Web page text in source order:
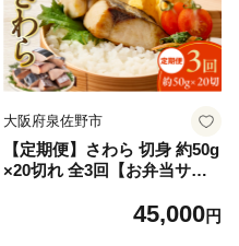
大阪府泉佐野市
【定期便】さわら 切身 約50g
×20切れ 全3回【お弁当サイ
州 鰆 切り身 弁当 朝食 時短
45,000円